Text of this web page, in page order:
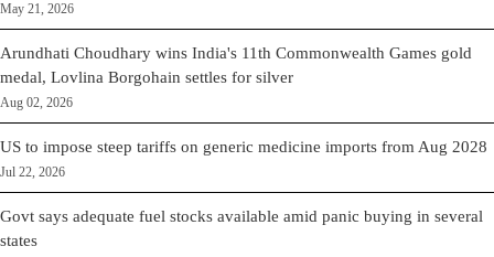
May 21, 2026
Arundhati Choudhary wins India's 11th Commonwealth Games gold
medal, Lovlina Borgohain settles for silver
Aug 02, 2026
US to impose steep tariffs on generic medicine imports from Aug 2028
Jul 22, 2026
Govt says adequate fuel stocks available amid panic buying in several
states